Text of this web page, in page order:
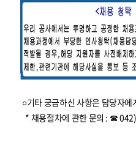
○기타 궁금하신 사항은 담당자
* 채용절차에 관한 문의 : ☎